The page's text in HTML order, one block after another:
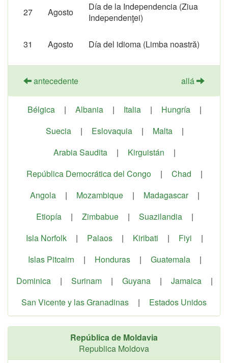
27 Agosto
Día de la Independencia (Ziua
Independenţei)
31 Agosto Día del idioma (Limba noastră)
antecedente allá
Bélgica | Albania | Italia | Hungría
|
Suecia
| Eslovaquia | Malta
|
Arabia Saudita
| Kirguistán
|
República Democrática del Congo
| Chad
|
Angola
| Mozambique | Madagascar
|
Etiopía
| Zimbabue | Suazilandia
|
Isla Norfolk
| Palaos | Kiribati | Fiyi
|
Islas Pitcairn
| Honduras | Guatemala
|
Dominica
| Surinam | Guyana | Jamaica
|
San Vicente y las Granadinas
| Estados Unidos
República de Moldavia
Republica Moldova